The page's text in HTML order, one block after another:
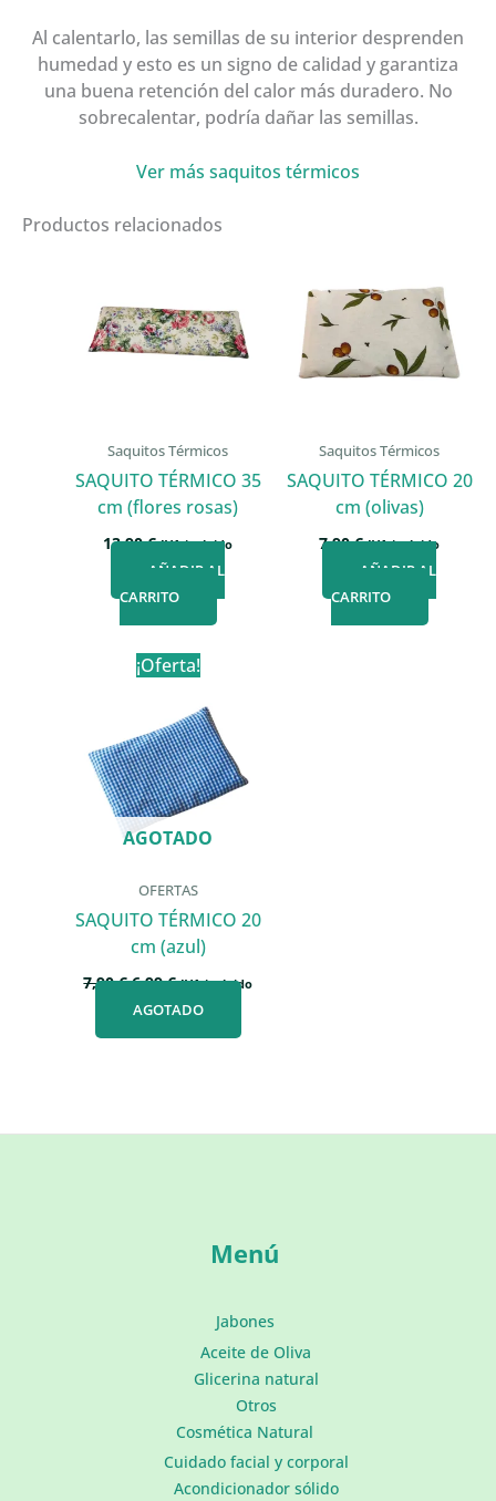
Al calentarlo, las semillas de su interior desprenden
humedad y esto es un signo de calidad y garantiza
una buena retención del calor más duradero. No
sobrecalentar, podría dañar las semillas.
Ver más saquitos térmicos
Productos relacionados
Saquitos Térmicos
SAQUITO TÉRMICO 35
cm (flores rosas)
13,90€ IVA incluido
AÑADIR AL
CARRITO
Saquitos Térmicos
SAQUITO TÉRMICO 20
cm (olivas)
7,90€ IVA incluido
AÑADIR AL
CARRITO
¡Oferta!
AGOTADO
OFERTAS
SAQUITO TÉRMICO 20
cm (azul)
7,90€El
original
era:
6,99€El
actual
es:
IVA incluido
AGOTADO
Menú
Jabones
Aceite de Oliva
Glicerina natural
Otros
Cosmética Natural
Cuidado facial y corporal
Acondicionador sólido